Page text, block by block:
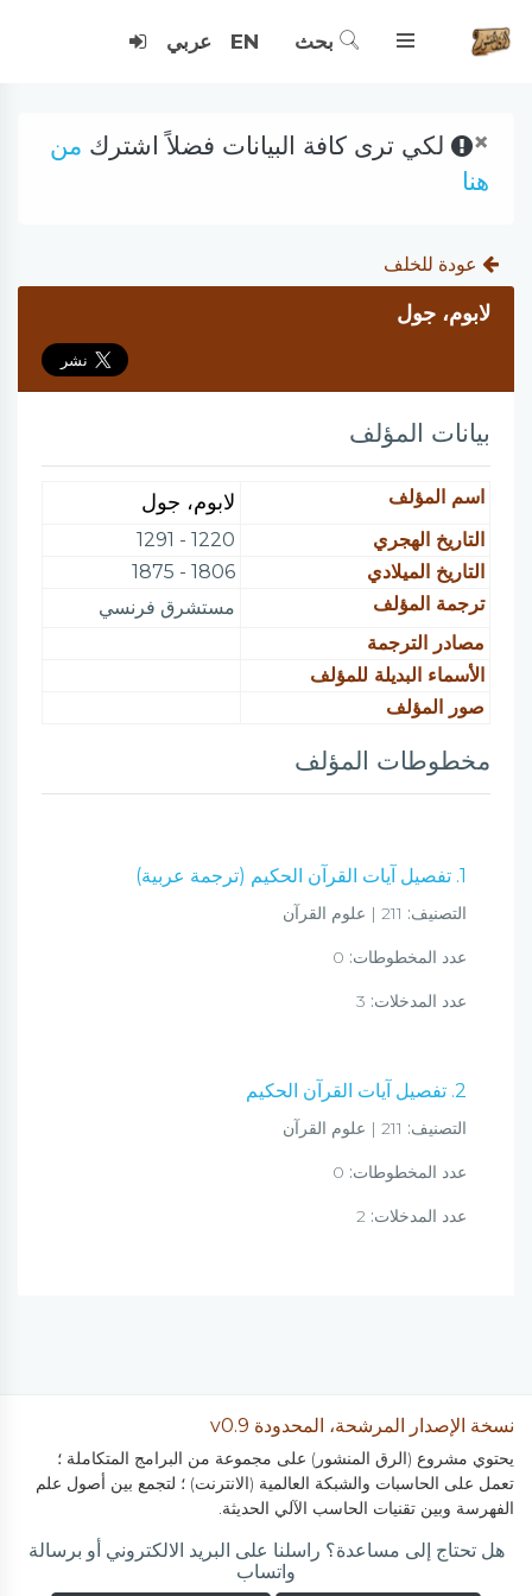
بحث EN عربي
× لكي ترى كافة البيانات فضلاً اشترك من
هنا
عودة للخلف
لابوم، جول
بيانات المؤلف
اسم المؤلف لابوم، جول
التاريخ الهجري
1220 - 1291
التاريخ الميلادي
1806 - 1875
ترجمة المؤلف
مستشرق فرنسي
مصادر الترجمة
الأسماء البديلة للمؤلف
صور المؤلف
مخطوطات المؤلف
1. تفصيل آيات القرآن الحكيم (ترجمة عربية)
التصنيف:
عدد المخطوطات:
عدد المدخلات:
2. تفصيل آيات القرآن الحكيم
التصنيف:
عدد المخطوطات:
عدد المدخلات:
نسخة الإصدار المرشحة، المحدودة v0.9
يحتوي مشروع (الرق المنشور) على مجموعة من البرامج المتكاملة ؛
تعمل على الحاسبات والشبكة العالمية (الانترنت) ؛ لتجمع بين أصول علم
الفهرسة وبين تقنيات الحاسب الآلي الحديثة.
هل تحتاج إلى مساعدة؟ راسلنا على البريد الالكتروني أو برسالة
واتساب